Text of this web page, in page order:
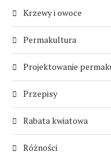
Krzewy i owoce
Permakultura
Projektowanie
Przepisy
Rabata kwiatowa
Różności